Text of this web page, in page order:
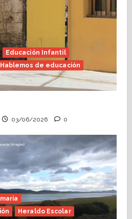
Educación Infantil
Hablemos de educación
03/06/2026 0
Heraldo Escolar